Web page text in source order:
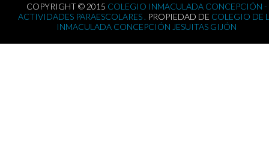
COPYRIGHT © 2015 COLEGIO INMACULADA CONCEPCIÓN -
ACTIVIDADES PARAESCOLARES . PROPIEDAD DE COLEGIO DE
INMACULADA CONCEPCIÓN JESUITAS GIJÓN